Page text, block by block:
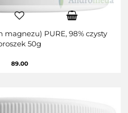
PURE, 98% czysty
50g
89.00